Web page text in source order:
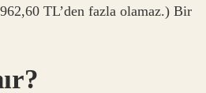
TL’den fazla olamaz.) Bir